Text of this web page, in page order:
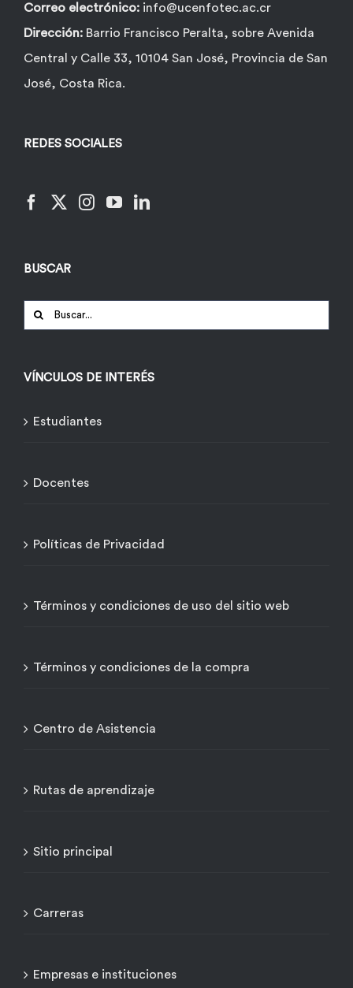
Correo electrónico: info@ucenfotec.ac.cr
Dirección: Barrio Francisco Peralta, sobre Avenida
Central y Calle 33, 10104 San José, Provincia de San
José, Costa Rica.
REDES SOCIALES
BUSCAR
Buscar:
VÍNCULOS DE INTERÉS
Estudiantes
Docentes
Políticas de Privacidad
Términos y condiciones de uso del sitio web
Términos y condiciones de la compra
Centro de Asistencia
Rutas de aprendizaje
Sitio principal
Carreras
Empresas e instituciones